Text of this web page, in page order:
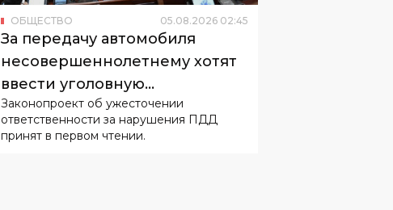
ОБЩЕСТВО 05.08.2026 02:45
За передачу автомобиля
несовершеннолетнему хотят
ввести уголовную
ответственность
Законопроект об ужесточении
ответственности за нарушения ПДД
принят в первом чтении.